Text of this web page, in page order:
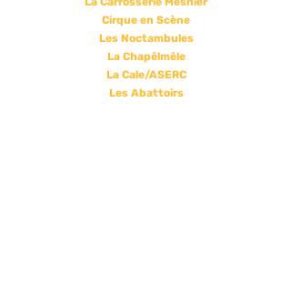
Cirque en Scène
Les Noctambules
La Chapêlmêle
La Cale/ASERC
Les Abattoirs